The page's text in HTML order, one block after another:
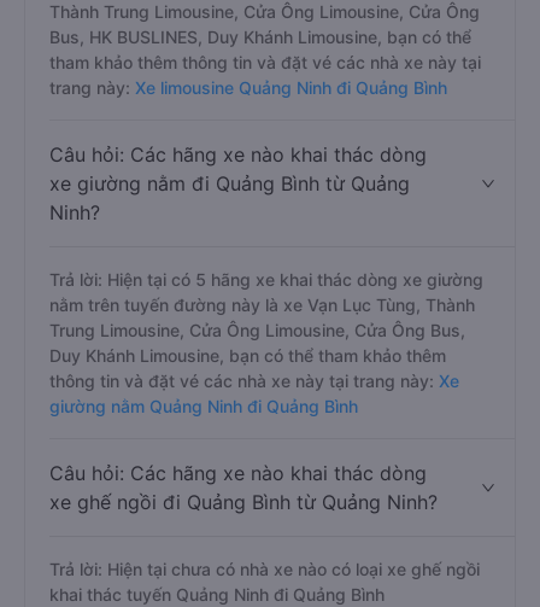
Thành Trung Limousine, Cửa Ông Limousine, Cửa Ông
Bus, HK BUSLINES, Duy Khánh Limousine, bạn có thể
tham khảo thêm thông tin và đặt vé các nhà xe này tại
trang này: Xe limousine Quảng Ninh đi Quảng Bình
Câu hỏi: Các hãng xe nào khai thác dòng
xe giường nằm đi Quảng Bình từ Quảng
Ninh?
Trả lời: Hiện tại có 5 hãng xe khai thác dòng xe giường
nằm trên tuyến đường này là xe Vạn Lục Tùng, Thành
Trung Limousine, Cửa Ông Limousine, Cửa Ông Bus,
Duy Khánh Limousine, bạn có thể tham khảo thêm
thông tin và đặt vé các nhà xe này tại trang này: Xe
giường nằm Quảng Ninh đi Quảng Bình
Câu hỏi: Các hãng xe nào khai thác dòng
xe ghế ngồi đi Quảng Bình từ Quảng Ninh?
Trả lời: Hiện tại chưa có nhà xe nào có loại xe ghế ngồi
khai thác tuyến Quảng Ninh đi Quảng Bình